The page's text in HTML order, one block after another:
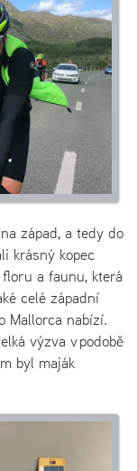
západ, a tedy do
krásný kopec
a faunu, která
celé západní
Mallorca nabízí.
výzva v podobě
byl maják